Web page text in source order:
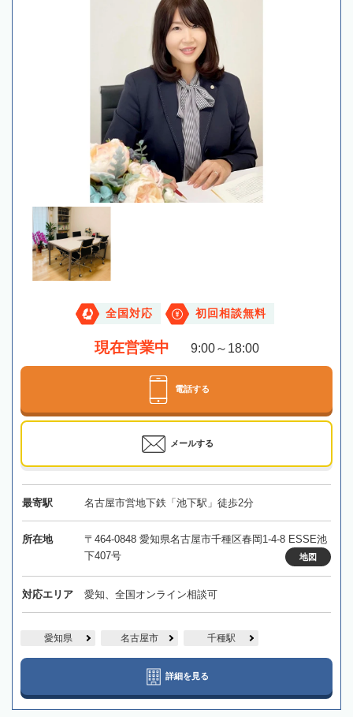
全国対応 初回相談無料
現在営業中 9:00～18:00
電話する
メールする
最寄駅 名古屋市営地下鉄「池下駅」徒歩2分
所在地
〒464-0848 愛知県名古屋市千種区春岡1-4-8 ESSE池
下407号
地図
対応エリア 愛知、全国オンライン相談可
愛知県 名古屋市 千種駅
詳細を見る